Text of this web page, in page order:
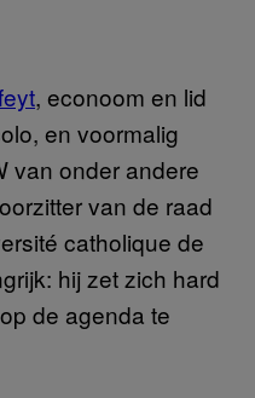
, econoom en lid
en voormalig
van onder andere
van de raad
catholique de
hij zet zich hard
de agenda te